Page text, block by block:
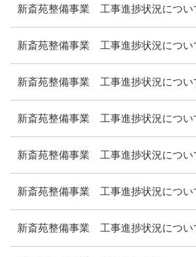
新斎苑整備事業 工事進捗状況につい
新斎苑整備事業 工事進捗状況につい
新斎苑整備事業 工事進捗状況につい
新斎苑整備事業 工事進捗状況につい
新斎苑整備事業 工事進捗状況につい
新斎苑整備事業 工事進捗状況につい
新斎苑整備事業 工事進捗状況につい